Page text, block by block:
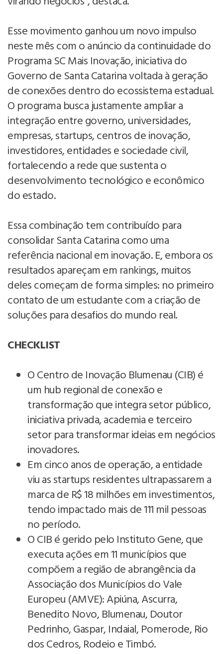
Esse movimento ganhou um novo impulso
neste mês com o anúncio da continuidade do
Programa SC Mais Inovação, iniciativa do
Governo de Santa Catarina voltada à geração
de conexões dentro do ecossistema estadual.
O programa busca justamente ampliar a
integração entre governo, universidades,
empresas, startups, centros de inovação,
investidores, entidades e sociedade civil,
fortalecendo a rede que sustenta o
desenvolvimento tecnológico e econômico
do estado.
Essa combinação tem contribuído para
consolidar Santa Catarina como uma
referência nacional em inovação. E, embora os
resultados apareçam em rankings, muitos
deles começam de forma simples: no primeiro
contato de um estudante com a criação de
soluções para desafios do mundo real.
CHECKLIST
O Centro de Inovação Blumenau (CIB) é
um hub regional de conexão e
transformação que integra setor público,
iniciativa privada, academia e terceiro
setor para transformar ideias em negócios
inovadores.
Em cinco anos de operação, a entidade
viu as startups residentes ultrapassarem a
marca de R$ 18 milhões em investimentos,
tendo impactado mais de 111 mil pessoas
no período.
O CIB é gerido pelo Instituto Gene, que
executa ações em 11 municípios que
compõem a região de abrangência da
Associação dos Municípios do Vale
Europeu (AMVE): Apiúna, Ascurra,
Benedito Novo, Blumenau, Doutor
Pedrinho, Gaspar, Indaial, Pomerode, Rio
dos Cedros, Rodeio e Timbó.